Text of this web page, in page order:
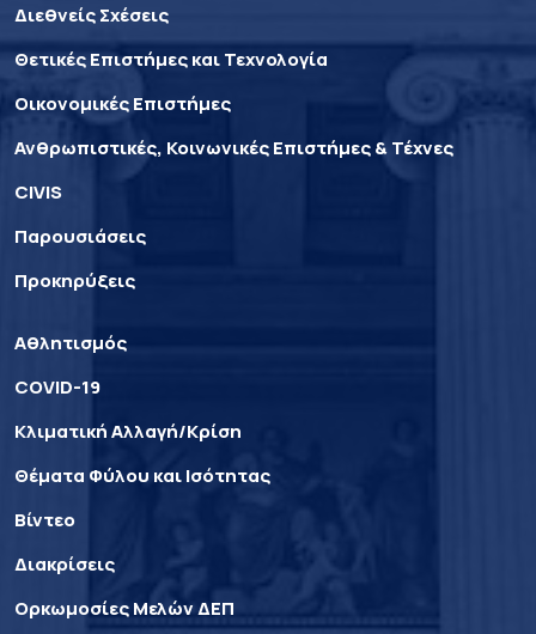
Διεθνείς Σχέσεις
Θετικές Επιστήμες και Τεχνολογία
Οικονομικές Επιστήμες
Ανθρωπιστικές, Κοινωνικές Επιστήμες & Τέχνες
CIVIS
Παρουσιάσεις
Προκηρύξεις
Αθλητισμός
COVID-19
Κλιματική Αλλαγή/Κρίση
Θέματα Φύλου και Ισότητας
Βίντεο
Διακρίσεις
Ορκωμοσίες Μελών ΔΕΠ